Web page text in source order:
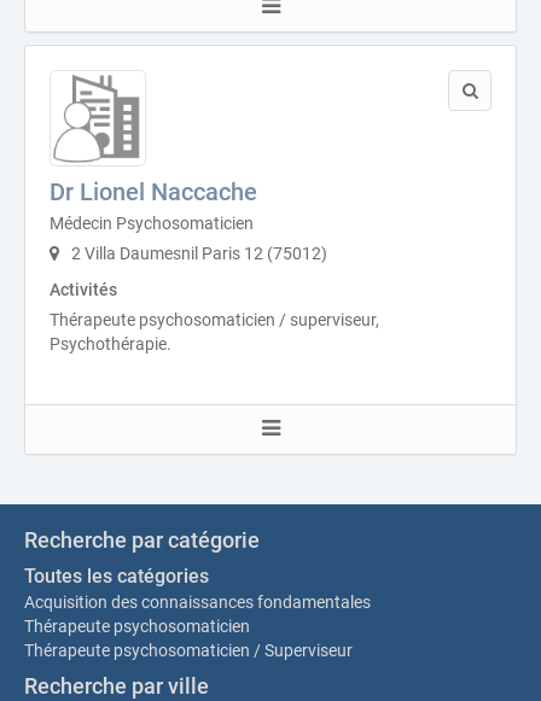
Dr Lionel Naccache
Médecin Psychosomaticien
2 Villa Daumesnil Paris 12 (75012)
Activités
Thérapeute psychosomaticien / superviseur,
Psychothérapie.
Recherche par catégorie
Toutes les catégories
Acquisition des connaissances fondamentales
Thérapeute psychosomaticien
Thérapeute psychosomaticien / Superviseur
Recherche par ville